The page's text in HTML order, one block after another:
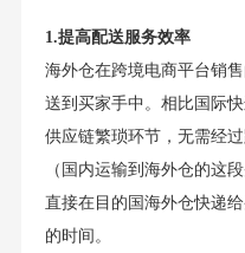
1.提高配送服务效率
海外仓在跨境电商平台销
送到买家手中。相比国际
供应链繁琐环节，无需经
（国内运输到海外仓的这
直接在目的国海外仓快递
的时间。